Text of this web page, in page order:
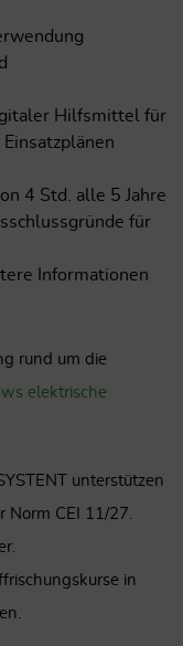
Hilfsmittel für
4 Std. alle 5 Jahre
für
Informationen
rund um die
elektrische
unterstützen
Norm CEI 11/27.
in